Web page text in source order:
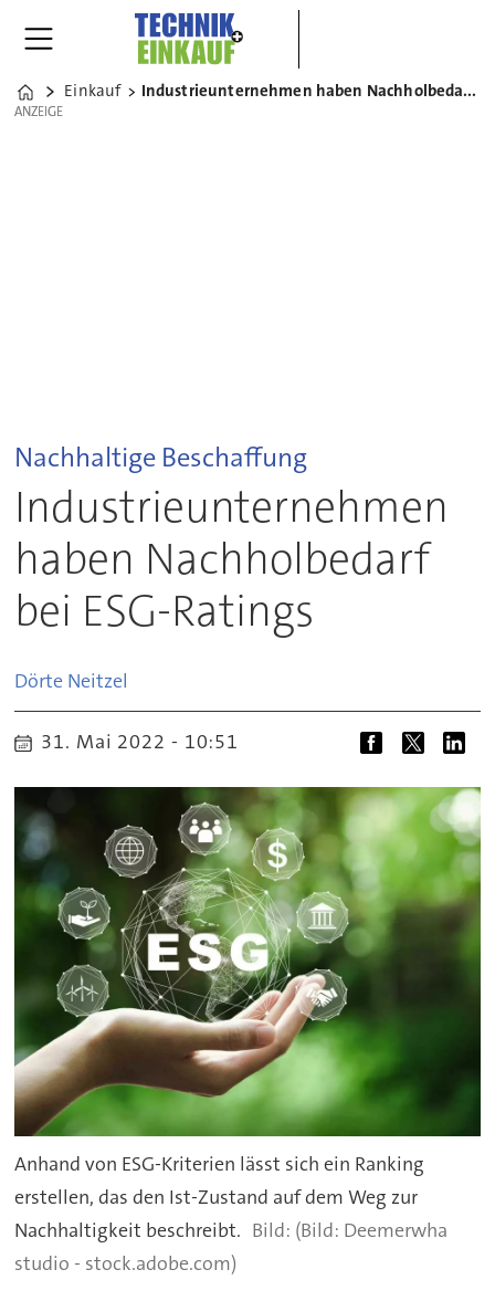
Home
Einkauf Industrieunternehmen haben Nachholbedarf bei ESG-Ratings
ANZEIGE
ANZEIGE
Nachhaltige Beschaffung
Industrieunternehmen
haben Nachholbedarf
bei ESG-Ratings
Dörte Neitzel
31. Mai 2022 - 10:51
Anhand von ESG-Kriterien lässt sich ein Ranking
erstellen, das den Ist-Zustand auf dem Weg zur
Nachhaltigkeit beschreibt.
(Bild: Deemerwha
studio - stock.adobe.com)